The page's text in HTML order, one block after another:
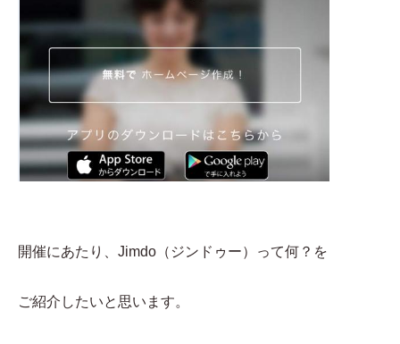
開催にあたり、Jimdo（ジンドゥー）って何？を
ご紹介したいと思います。